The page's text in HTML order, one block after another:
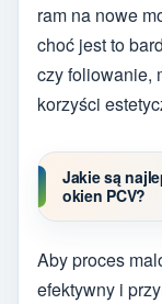
ram na nowe
choć jest to
czy foliowanie,
korzyści
Jakie są
okien PCV?
Aby proces
efektywny i